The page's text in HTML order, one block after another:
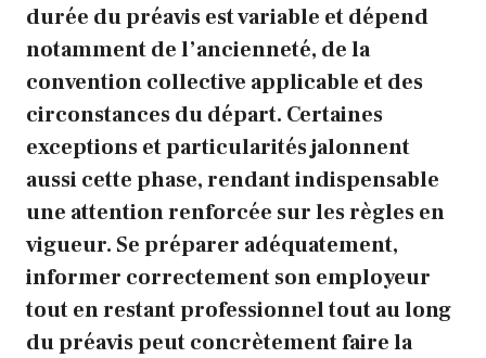
durée du préavis est variable et dépend
notamment de l’ancienneté, de la
convention collective applicable et des
circonstances du départ. Certaines
exceptions et particularités jalonnent
aussi cette phase, rendant indispensable
une attention renforcée sur les règles en
vigueur. Se préparer adéquatement,
informer correctement son employeur
tout en restant professionnel tout au long
du préavis peut concrètement faire la